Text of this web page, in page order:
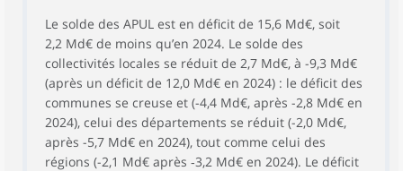
Le solde des APUL est en déficit de 15,6 Md€, soit
2,2 Md€ de moins qu’en 2024. Le solde des
collectivités locales se réduit de 2,7 Md€, à -9,3 Md€
(après un déficit de 12,0 Md€ en 2024) : le déficit des
communes se creuse et (-4,4 Md€, après -2,8 Md€ en
2024), celui des départements se réduit (-2,0 Md€,
après -5,7 Md€ en 2024), tout comme celui des
régions (-2,1 Md€ après ‑3,2 Md€ en 2024). Le déficit